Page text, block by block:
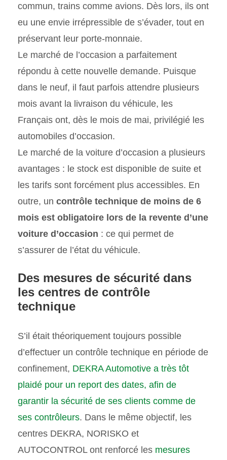
commun, trains comme avions. Dès lors, ils ont
eu une envie irrépressible de s’évader, tout en
préservant leur porte-monnaie.
Le marché de l’occasion a parfaitement
répondu à cette nouvelle demande. Puisque
dans le neuf, il faut parfois attendre plusieurs
mois avant la livraison du véhicule, les
Français ont, dès le mois de mai, privilégié les
automobiles d’occasion.
Le marché de la voiture d’occasion a plusieurs
avantages : le stock est disponible de suite et
les tarifs sont forcément plus accessibles. En
outre, un contrôle technique de moins de 6
mois est obligatoire lors de la revente d’une
voiture d’occasion : ce qui permet de
s’assurer de l’état du véhicule.
Des mesures de sécurité dans
les centres de contrôle
technique
S’il était théoriquement toujours possible
d’effectuer un contrôle technique en période de
confinement, DEKRA Automotive a très tôt
plaidé pour un report des dates, afin de
garantir la sécurité de ses clients comme de
ses contrôleurs. Dans le même objectif, les
centres DEKRA, NORISKO et
AUTOCONTROL ont renforcé les mesures